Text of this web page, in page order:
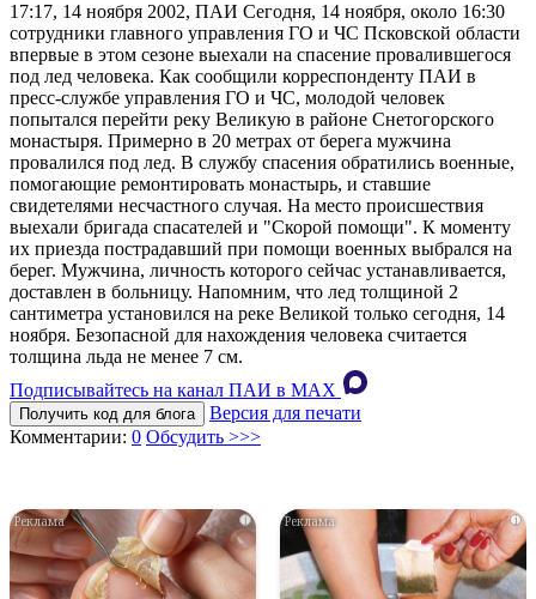
17:17, 14 ноября 2002, ПАИ Сегодня, 14 ноября, около 16:30
сотрудники главного управления ГО и ЧС Псковской области
впервые в этом сезоне выехали на спасение провалившегося
под лед человека. Как сообщили корреспонденту ПАИ в
пресс-службе управления ГО и ЧС, молодой человек
попытался перейти реку Великую в районе Снетогорского
монастыря. Примерно в 20 метрах от берега мужчина
провалился под лед. В службу спасения обратились военные,
помогающие ремонтировать монастырь, и ставшие
свидетелями несчастного случая. На место происшествия
выехали бригада спасателей и "Скорой помощи". К моменту
их приезда пострадавший при помощи военных выбрался на
берег. Мужчина, личность которого сейчас устанавливается,
доставлен в больницу. Напомним, что лед толщиной 2
сантиметра установился на реке Великой только сегодня, 14
ноября. Безопасной для нахождения человека считается
толщина льда не менее 7 см.
Подписывайтесь на канал ПАИ в MAХ
Получить код для блога
Версия для печати
Комментарии: 0 Обсудить >>>
i i